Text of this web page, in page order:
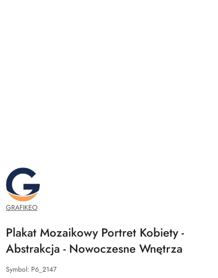
GRAFIKEO.PL
GRAFIKEO
Plakat Mozaikowy Portret Kobiety -
Abstrakcja - Nowoczesne Wnętrza
Symbol: P6_2147